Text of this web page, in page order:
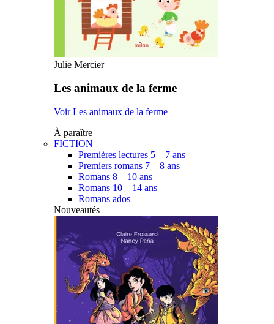
Julie Mercier
Les animaux de la ferme
Voir Les animaux de la ferme
À paraître
FICTION
Premières lectures 5 – 7 ans
Premiers romans 7 – 8 ans
Romans 8 – 10 ans
Romans 10 – 14 ans
Romans ados
Nouveautés